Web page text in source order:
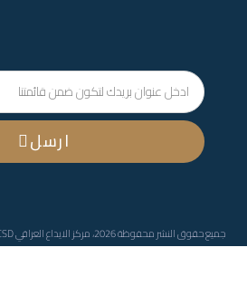
ارسل
جميع حقوق النشر محفوظة 2026، مركز الايداع العراقي CSD | الموقع من تصميم